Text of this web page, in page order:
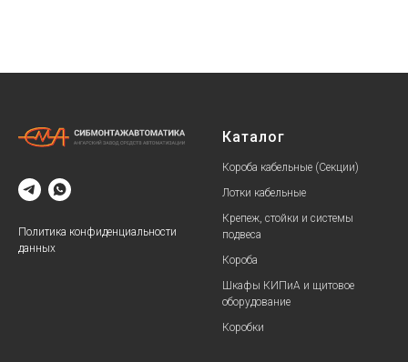
Политика конфиденциальности
данных
Каталог
Короба кабельные (Секции)
Лотки кабельные
Крепеж, стойки и системы
подвеса
Короба
Шкафы КИПиА и щитовое
оборудование
Коробки